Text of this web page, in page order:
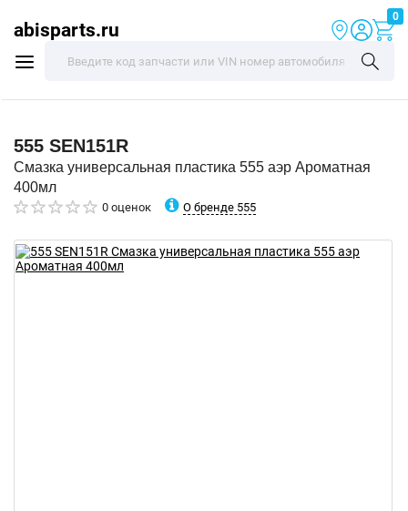
abisparts.ru
0
555 SEN151R
Смазка универсальная пластика 555 аэр Ароматная
400мл
0 оценок О бренде 555